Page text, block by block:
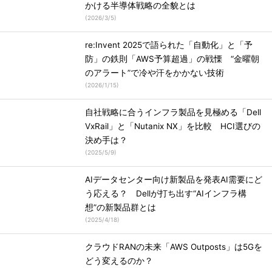
かける半導体戦略の全貌とは
(2026/3/5)
re:Invent 2025で語られた「自動化」と「予
防」の鉄則「AWS予算超過」の戦慄 “金曜朝
のアラート”で冷や汗をかかない技術
(2026/1/15)
自社戦略に合うインフラ製品を見極める「Dell
VxRail」と「Nutanix NX」を比較 HCI選びの
決め手は？
(2025/5/9)
AIデータセンター向け新製品を発表AI需要にど
う応える？ Dellが打ち出す“AIインフラ構
想”の新製品群とは
(2025/4/18)
クラウドRANの未来「AWS Outposts」は5Gを
どう変えるのか？